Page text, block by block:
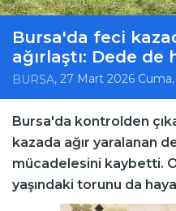
Bursa'da feci
ağırlaştı: Dede de
BURSA, 27 Mart 2026 Cuma,
Bursa'da kontrolden
kazada ağır yaralanan
mücadelesini kaybetti.
yaşındaki torunu da